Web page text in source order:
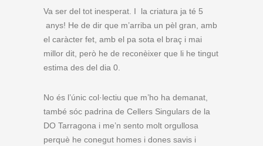
Va ser del tot inesperat. I la criatura ja té 5
anys! He de dir que m’arriba un pèl gran, amb
el caràcter fet, amb el pa sota el braç i mai
millor dit, però he de reconèixer que li he tingut
estima des del dia 0.
No és l’únic col·lectiu que m’ho ha demanat,
també sóc padrina de Cellers Singulars de la
DO Tarragona i me’n sento molt orgullosa
perquè he conegut homes i dones savis i